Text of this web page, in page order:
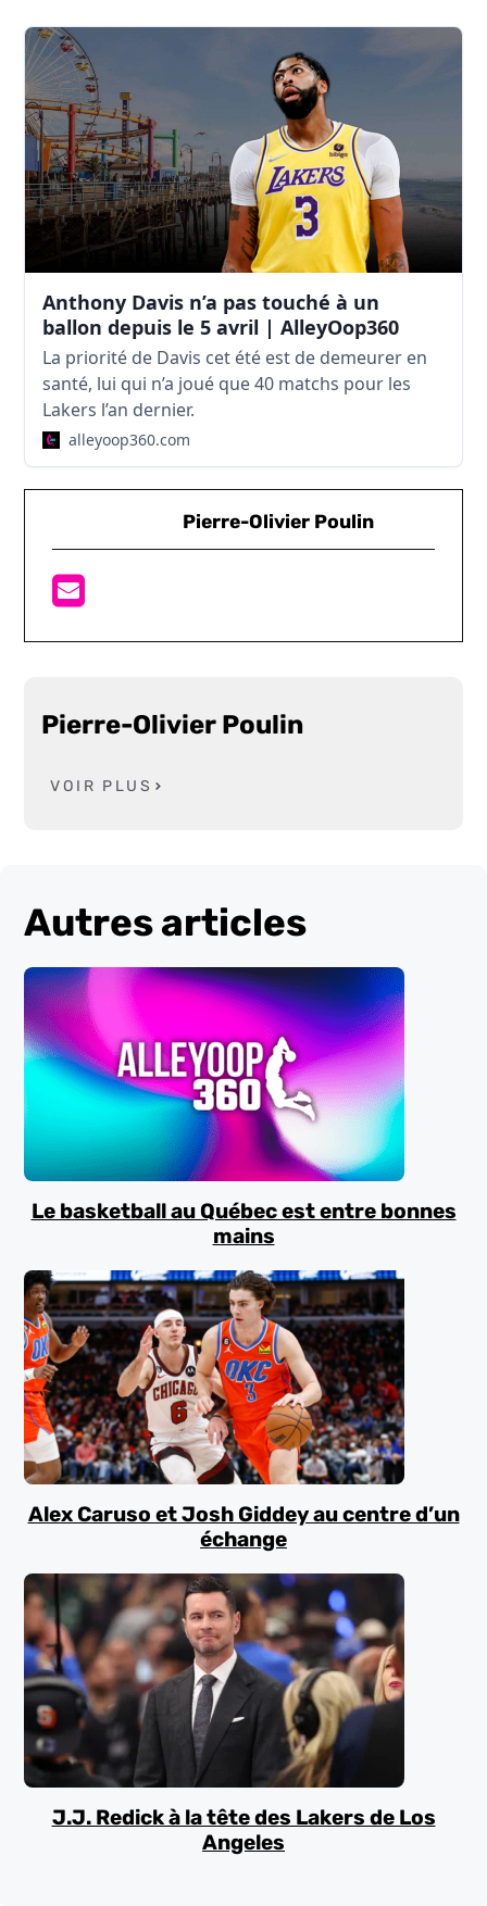
Anthony Davis n’a pas touché à un
ballon depuis le 5 avril | AlleyOop360
La priorité de Davis cet été est de demeurer en
santé, lui qui n’a joué que 40 matchs pour les
Lakers l’an dernier.
alleyoop360.com
Pierre-Olivier Poulin
Pierre-Olivier Poulin
VOIR PLUS
Autres articles
Le basketball au Québec est entre bonnes
mains
Alex Caruso et Josh Giddey au centre d’un
échange
J.J. Redick à la tête des Lakers de Los
Angeles